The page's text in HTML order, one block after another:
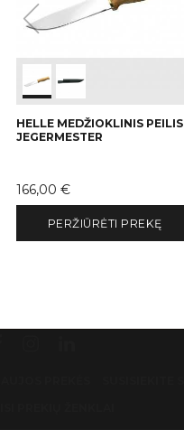
HELLE MEDŽIOKLINIS PEILIS
JEGERMESTER
Kaina
166,00 €
PERŽIŪRĖTI PREKĘ